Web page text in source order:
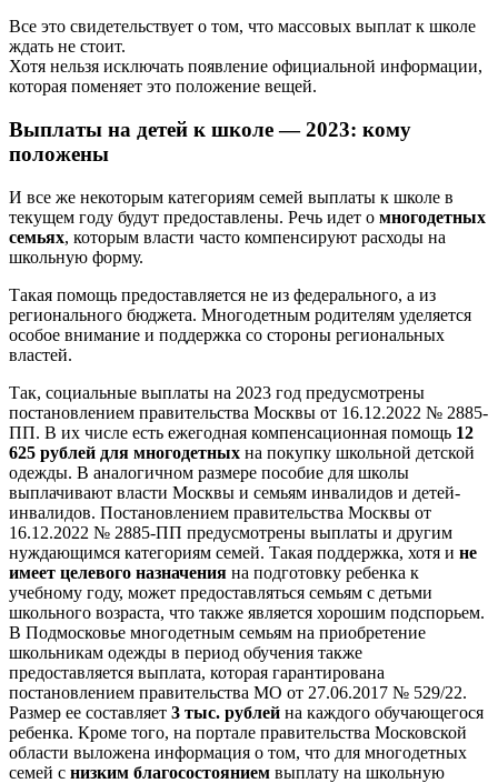
Все это свидетельствует о том, что массовых выплат к школе
ждать не стоит.
Хотя нельзя исключать появление официальной информации,
которая поменяет это положение вещей.
Выплаты на детей к школе — 2023: кому
положены
И все же некоторым категориям семей выплаты к школе в
текущем году будут предоставлены. Речь идет о многодетных
семьях, которым власти часто компенсируют расходы на
школьную форму.
Такая помощь предоставляется не из федерального, а из
регионального бюджета. Многодетным родителям уделяется
особое внимание и поддержка со стороны региональных
властей.
Так, социальные выплаты на 2023 год предусмотрены
постановлением правительства Москвы от 16.12.2022 № 2885-
ПП. В их числе есть ежегодная компенсационная помощь 12
625 рублей для многодетных на покупку школьной детской
одежды. В аналогичном размере пособие для школы
выплачивают власти Москвы и семьям инвалидов и детей-
инвалидов. Постановлением правительства Москвы от
16.12.2022 № 2885-ПП предусмотрены выплаты и другим
нуждающимся категориям семей. Такая поддержка, хотя и не
имеет целевого назначения на подготовку ребенка к
учебному году, может предоставляться семьям с детьми
школьного возраста, что также является хорошим подспорьем.
В Подмосковье многодетным семьям на приобретение
школьникам одежды в период обучения также
предоставляется выплата, которая гарантирована
постановлением правительства МО от 27.06.2017 № 529/22.
Размер ее составляет 3 тыс. рублей на каждого обучающегося
ребенка. Кроме того, на портале правительства Московской
области выложена информация о том, что для многодетных
семей с низким благосостоянием выплату на школьную